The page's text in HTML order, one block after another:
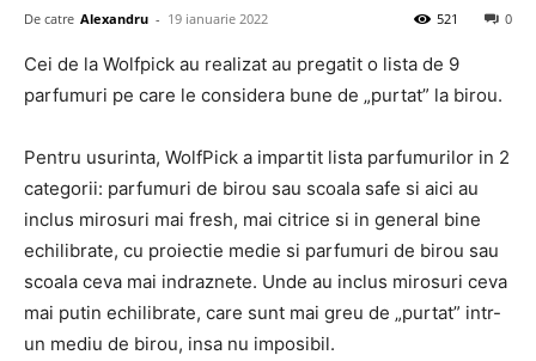
De catre Alexandru - 19 ianuarie 2022 0
521
Cei de la Wolfpick au realizat au pregatit o lista de 9
parfumuri pe care le considera bune de „purtat” la birou.
Pentru usurinta, WolfPick a impartit lista parfumurilor in 2
categorii: parfumuri de birou sau scoala safe si aici au
inclus mirosuri mai fresh, mai citrice si in general bine
echilibrate, cu proiectie medie si parfumuri de birou sau
scoala ceva mai indraznete. Unde au inclus mirosuri ceva
mai putin echilibrate, care sunt mai greu de „purtat” intr-
un mediu de birou, insa nu imposibil.